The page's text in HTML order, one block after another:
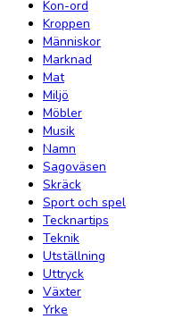
Kon-ord
Kroppen
Människor
Marknad
Mat
Miljö
Möbler
Musik
Namn
Sagoväsen
Skräck
Sport och spel
Tecknartips
Teknik
Utställning
Uttryck
Växter
Yrke